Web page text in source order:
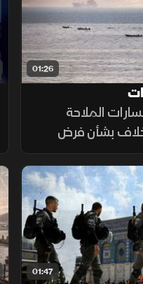
01:26
الملاحة
بشأن فرض
رفع العقوبات
ورفض داخلي
01:47